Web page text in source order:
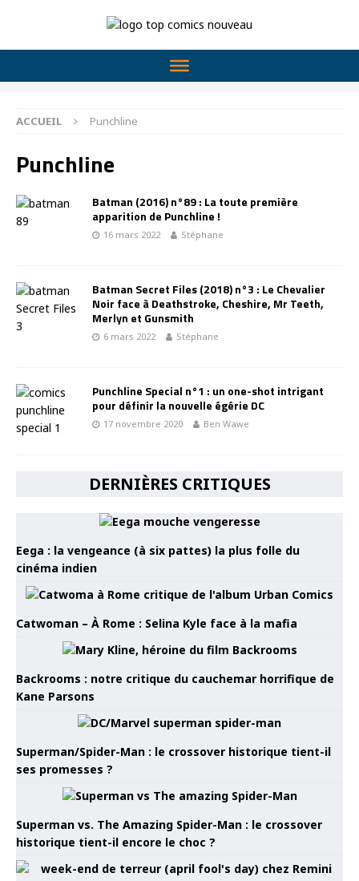
ACCUEIL Punchline
Punchline
Batman (2016) n°89 : La toute première
apparition de Punchline !
16 mars 2022 Stéphane
Batman Secret Files (2018) n°3 : Le Chevalier
Noir face à Deathstroke, Cheshire, Mr Teeth,
Merlyn et Gunsmith
6 mars 2022 Stéphane
Punchline Special n°1 : un one-shot intrigant
pour définir la nouvelle égérie DC
17 novembre 2020 Ben Wawe
DERNIÈRES CRITIQUES
Eega : la vengeance (à six pattes) la plus folle du
cinéma indien
Catwoman – À Rome : Selina Kyle face à la mafia
Backrooms : notre critique du cauchemar horrifique de
Kane Parsons
Superman/Spider-Man : le crossover historique tient-il
ses promesses ?
Superman vs. The Amazing Spider-Man : le crossover
historique tient-il encore le choc ?